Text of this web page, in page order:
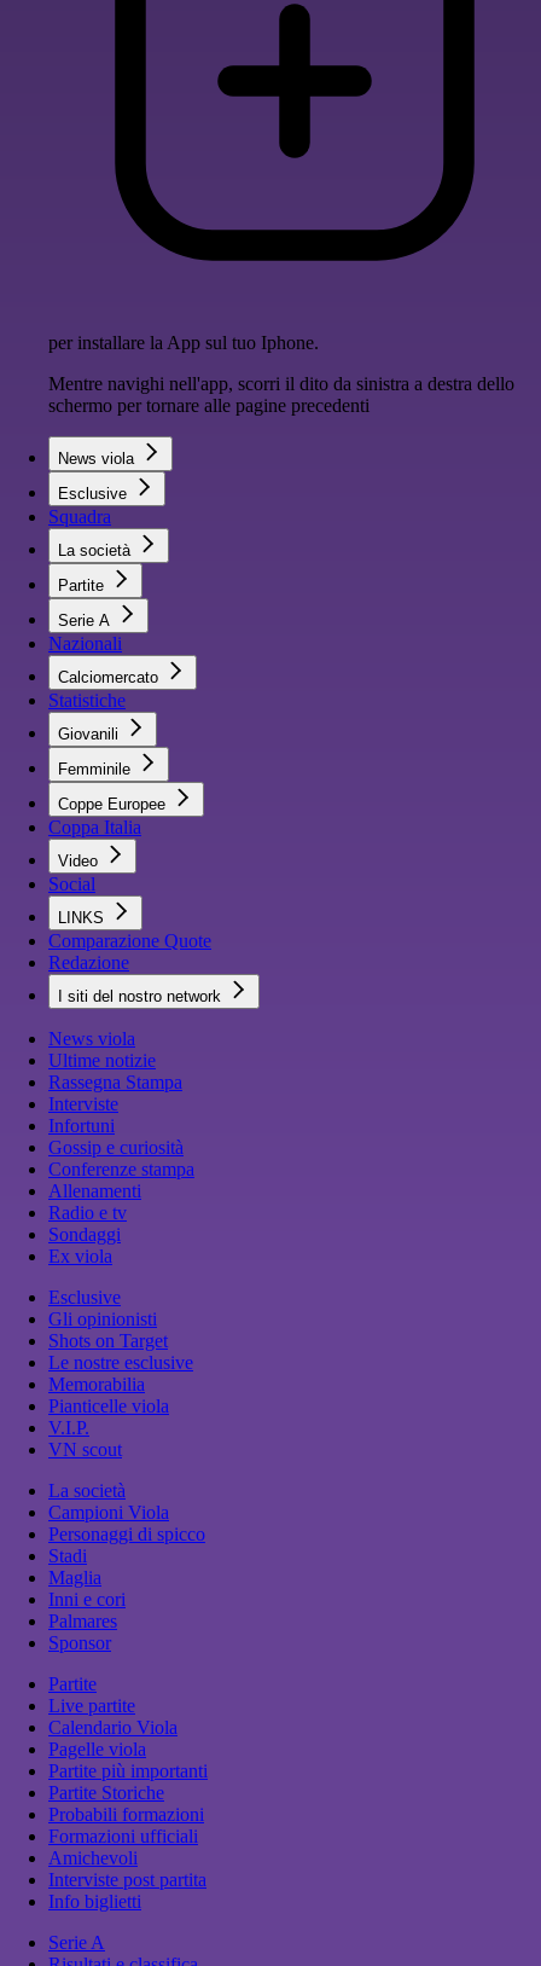
per installare la App sul tuo Iphone.
Mentre navighi nell'app, scorri il dito da sinistra a destra dello
schermo per tornare alle pagine precedenti
News viola
Esclusive
Squadra
La società
Partite
Serie A
Nazionali
Calciomercato
Statistiche
Giovanili
Femminile
Coppe Europee
Coppa Italia
Video
Social
LINKS
Comparazione Quote
Redazione
I siti del nostro network
News viola
Ultime notizie
Rassegna Stampa
Interviste
Infortuni
Gossip e curiosità
Conferenze stampa
Allenamenti
Radio e tv
Sondaggi
Ex viola
Esclusive
Gli opinionisti
Shots on Target
Le nostre esclusive
Memorabilia
Pianticelle viola
V.I.P.
VN scout
La società
Campioni Viola
Personaggi di spicco
Stadi
Maglia
Inni e cori
Palmares
Sponsor
Partite
Live partite
Calendario Viola
Pagelle viola
Partite più importanti
Partite Storiche
Probabili formazioni
Formazioni ufficiali
Amichevoli
Interviste post partita
Info biglietti
Serie A